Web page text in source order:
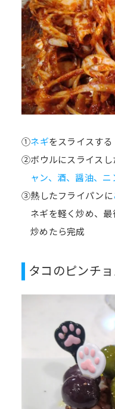
①ネギをスライスする
②ボウルにスライスし
ャン、酒、醤油、ニ
③熱したフライパンに
ネギを軽く炒め、
炒めたら完成
タコのピンチ